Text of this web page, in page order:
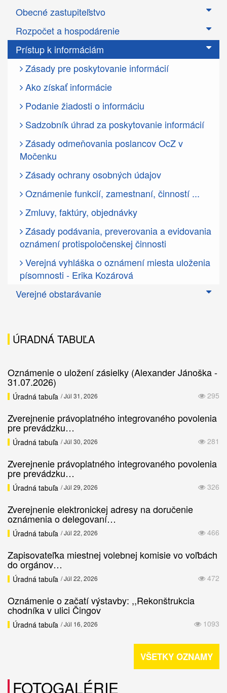
Obecné zastupiteľstvo
Rozpočet a hospodárenie
Prístup k informáciám
Zásady pre poskytovanie informácií
Ako získať informácie
Podanie žiadosti o informáciu
Sadzobník úhrad za poskytovanie informácií
Zásady odmeňovania poslancov OcZ v
Močenku
Zásady ochrany osobných údajov
Oznámenie funkcií, zamestnaní, činností ...
Zmluvy, faktúry, objednávky
Zásady podávania, preverovania a evidovania
oznámení protispoločenskej činnosti
Verejná vyhláška o oznámení miesta uloženia
písomnosti - Erika Kozárová
Verejné obstarávanie
ÚRADNÁ TABUĽA
Oznámenie o uložení zásielky (Alexander Jánoška -
31.07.2026)
295
Úradná tabuľa / Júl 31, 2026
Zverejnenie právoplatného integrovaného povolenia
pre prevádzku…
281
Úradná tabuľa / Júl 30, 2026
Zverejnenie právoplatného integrovaného povolenia
pre prevádzku…
326
Úradná tabuľa / Júl 29, 2026
Zverejnenie elektronickej adresy na doručenie
oznámenia o delegovaní…
466
Úradná tabuľa / Júl 22, 2026
Zapisovateľka miestnej volebnej komisie vo voľbách
do orgánov…
472
Úradná tabuľa / Júl 22, 2026
Oznámenie o začatí výstavby: ,,Rekonštrukcia
chodníka v ulici Čingov
1093
Úradná tabuľa / Júl 16, 2026
VŠETKY OZNAMY
FOTOGALÉRIE